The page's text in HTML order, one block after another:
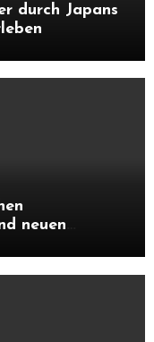
durch Japans
neuen